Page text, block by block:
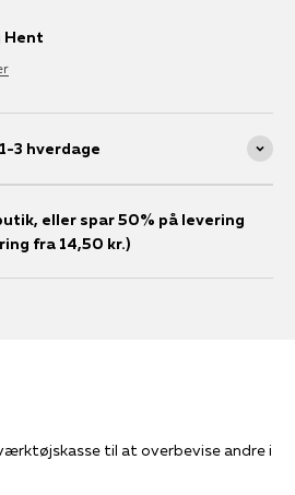
Hent
3 hverdage
eller spar 50% på levering
fra 14,50 kr.)
til at overbevise andre i